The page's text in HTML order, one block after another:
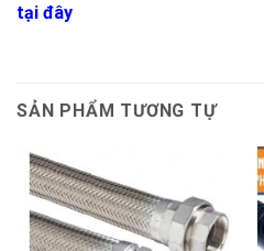
tại đây
SẢN PHẨM TƯƠNG TỰ